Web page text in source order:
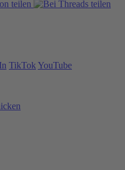
TikTok YouTube